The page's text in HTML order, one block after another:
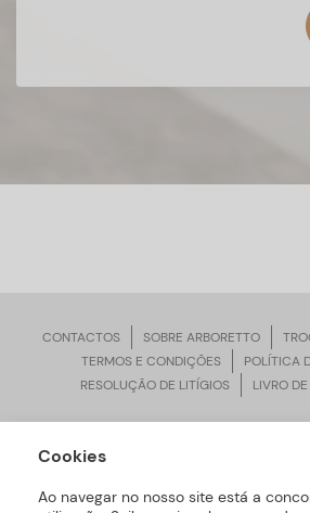
CONTACTOS SOBRE ARBORETTO
TERMOS E CONDIÇÕES
POLÍTICA
RESOLUÇÃO DE LITÍGIOS
LIVRO
ARBORETTO © Todos os Direitos Reservados |
Cookies
Ao navegar no nosso site está a